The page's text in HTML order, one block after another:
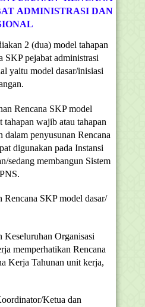
ADMINISTRASI DAN
2 (dua) model tahapan
SKP pejabat administrasi
yaitu model dasar/inisiasi
Rencana SKP model
tahapan wajib atau tahapan
dalam penyusunan Rencana
digunakan pada Instansi
sedang membangun Sistem
Rencana SKP model dasar/
Keseluruhan Organisasi
memperhatikan Rencana
Kerja Tahunan unit kerja,
Ketua dan